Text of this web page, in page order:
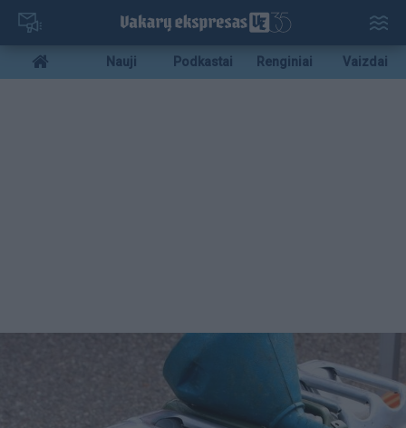
Pereiti
pagrindinį
turinį
Mobile
menu
Nauji Podkastai Renginiai Vaizdai